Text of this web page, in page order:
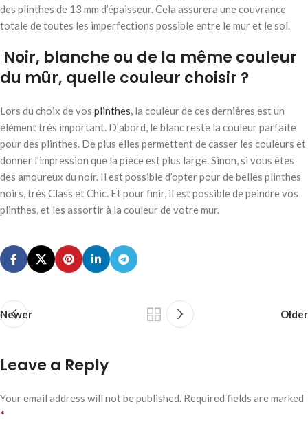
des plinthes de 13 mm d’épaisseur. Cela assurera une couvrance
totale de toutes les imperfections possible entre le mur et le sol.
Noir, blanche ou de la même couleur
du mûr, quelle couleur choisir ?
Lors du choix de vos plinthes, la couleur de ces dernières est un
élément très important. D’abord, le blanc reste la couleur parfaite
pour des plinthes. De plus elles permettent de casser les couleurs et
donner l’impression que la pièce est plus large. Sinon, si vous êtes
des amoureux du noir. Il est possible d’opter pour de belles plinthes
noirs, très Class et Chic. Et pour finir, il est possible de peindre vos
plinthes, et les assortir à la couleur de votre mur.
Newer Older
Leave a Reply
Your email address will not be published. Required fields are marked
*